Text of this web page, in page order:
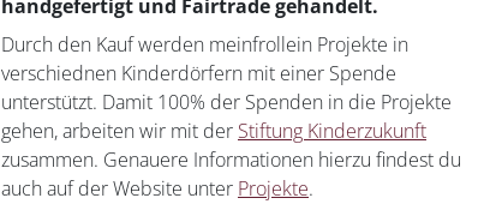
handgefertigt und Fairtrade gehandelt.
Durch den Kauf werden meinfrollein Projekte in
verschiednen Kinderdörfern mit einer Spende
unterstützt. Damit 100% der Spenden in die Projekte
gehen, arbeiten wir mit der Stiftung Kinderzukunft
zusammen. Genauere Informationen hierzu findest du
auch auf der Website unter Projekte.